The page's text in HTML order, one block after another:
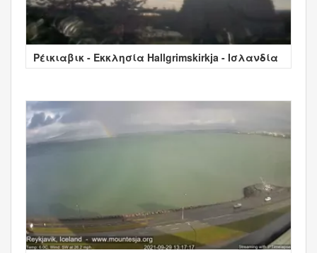
Ρέικιαβικ - Εκκλησία Hallgrimskirkja - Ισλανδία